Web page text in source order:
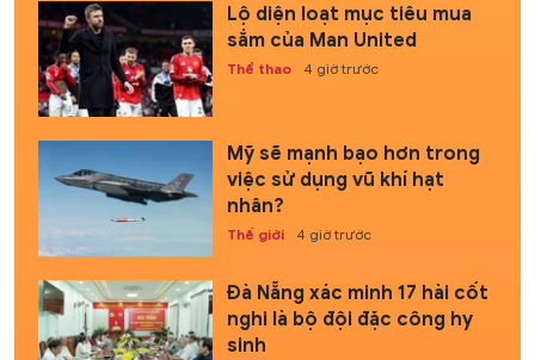
Lộ diện loạt mục tiêu mua
sắm của Man United
Thể thao 4 giờ trước
Mỹ sẽ mạnh bạo hơn trong
việc sử dụng vũ khí hạt
nhân?
Thế giới 4 giờ trước
Đà Nẵng xác minh 17 hài cốt
nghi là bộ đội đặc công hy
sinh